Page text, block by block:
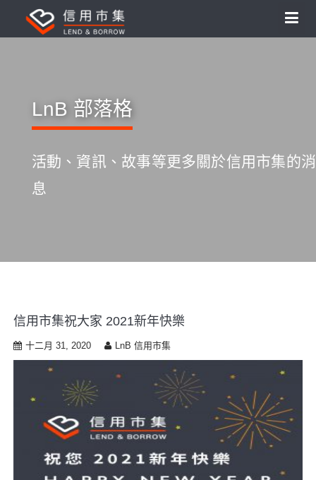
LnB 部落格
活動、資訊、故事等更多關於信用市集的消
息
信用市集祝大家 2021新年快樂
十二月 31, 2020 LnB 信用市集